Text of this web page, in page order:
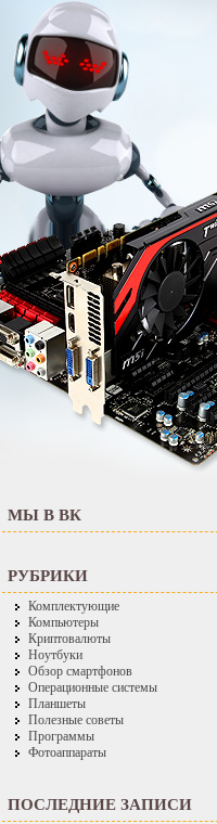
МЫ В ВК
РУБРИКИ
Комплектующие
Компьютеры
Криптовалюты
Ноутбуки
Обзор смартфонов
Операционные системы
Планшеты
Полезные советы
Программы
Фотоаппараты
ПОСЛЕДНИЕ ЗАПИСИ